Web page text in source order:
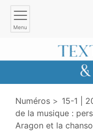
Menu
Numéros
15-1 |
de la musique :
Aragon et la